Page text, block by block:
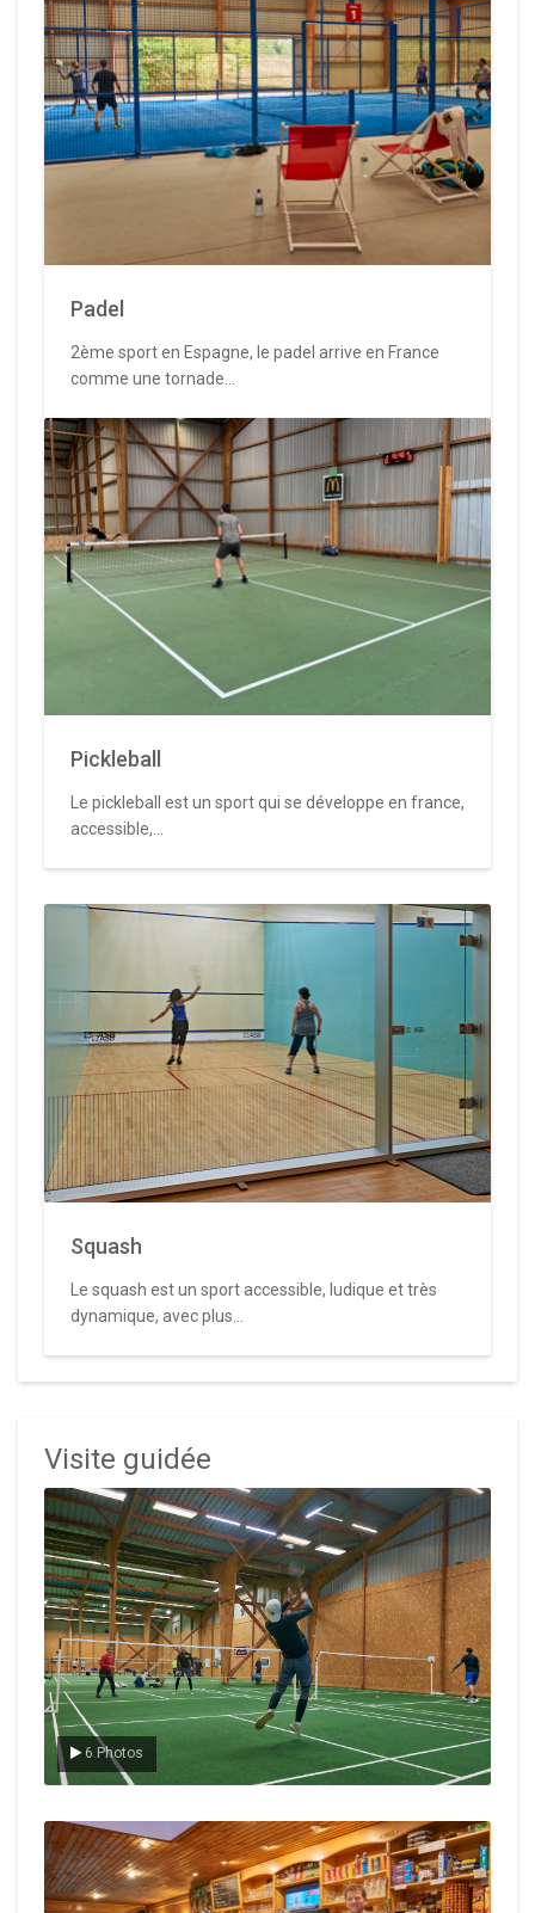
Padel
2ème sport en Espagne, le padel arrive en France
comme une tornade...
Pickleball
Le pickleball est un sport qui se développe en france,
accessible,...
Squash
Le squash est un sport accessible, ludique et très
dynamique, avec plus...
Visite guidée
6 Photos
Le badminton
Le Club